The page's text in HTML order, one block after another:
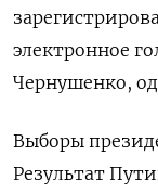
электронное
Чернушенко,
Выборы
Результат